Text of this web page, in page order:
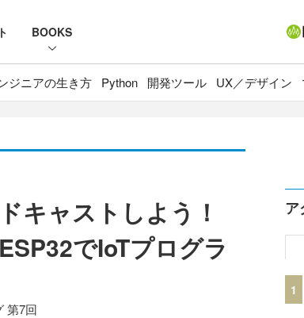
BOOKS
ジニアの生き方 Python 開発ツール UX／デザイン
キャストしよう！
でIoTプログラ
第7回
ア
1